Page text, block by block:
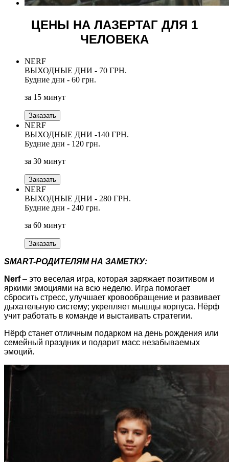
ЦЕНЫ НА ЛАЗЕРТАГ ДЛЯ 1
ЧЕЛОВЕКА
NERF
ВЫХОДНЫЕ ДНИ - 70 ГРН.
Будние дни - 60 грн.
за 15 минут
Заказать
NERF
ВЫХОДНЫЕ ДНИ -140 ГРН.
Будние дни - 120 грн.
за 30 минут
Заказать
NERF
ВЫХОДНЫЕ ДНИ - 280 ГРН.
Будние дни - 240 грн.
за 60 минут
Заказать
SMART-РОДИТЕЛЯМ НА ЗАМЕТКУ:
Nerf– это веселая игра, которая заряжает позитивом и
яркими эмоциями на всю неделю. Игра помогает
сбросить стресс, улучшает кровообращение и развивает
дыхательную систему; укрепляет мышцы корпуса. Нёрф
учит работать в команде и выстаивать стратегии.
Нёрф станет отличным подарком на день рождения или
семейный праздник и подарит масс незабываемых
эмоций.